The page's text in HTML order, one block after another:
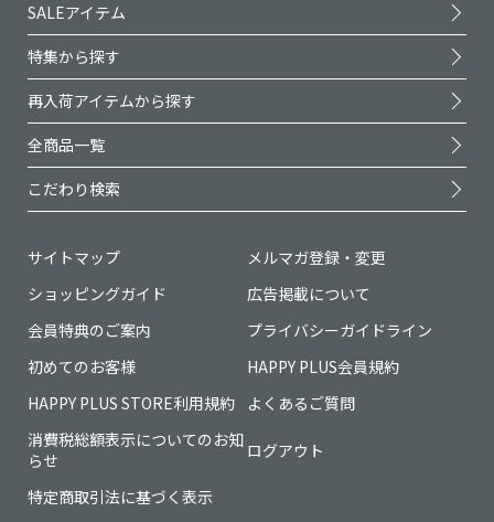
SALEアイテム
特集から探す
再入荷アイテムから探す
全商品一覧
こだわり検索
サイトマップ
メルマガ登録・変更
ショッピングガイド
広告掲載について
会員特典のご案内
プライバシーガイドライン
初めてのお客様
HAPPY PLUS会員規約
HAPPY PLUS STORE利用規約
よくあるご質問
消費税総額表示についてのお知
らせ
ログアウト
特定商取引法に基づく表示